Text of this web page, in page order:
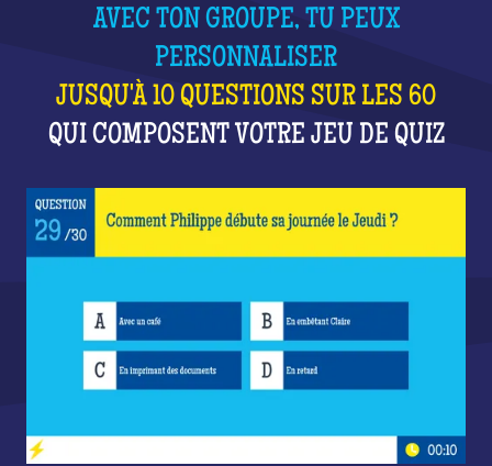
AVEC TON GROUPE, TU PEUX
PERSONNALISER
JUSQU'À 10 QUESTIONS SUR LES 60
QUI COMPOSENT VOTRE JEU DE QUIZ